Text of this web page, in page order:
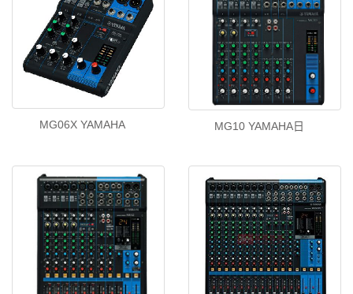
MG06X YAMAHA MG10 YAMAHA日